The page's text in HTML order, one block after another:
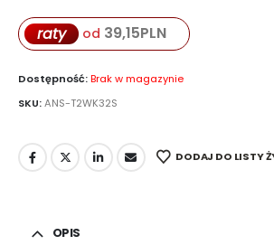
raty od 39,15PLN
Dostępność:Brak w magazynie
SKU:ANS-T2WK32S
DODAJ DO LISTY
OPIS